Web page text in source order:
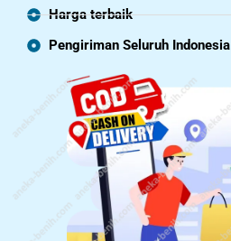
Harga terbaik
Pengiriman Seluruh Indonesia